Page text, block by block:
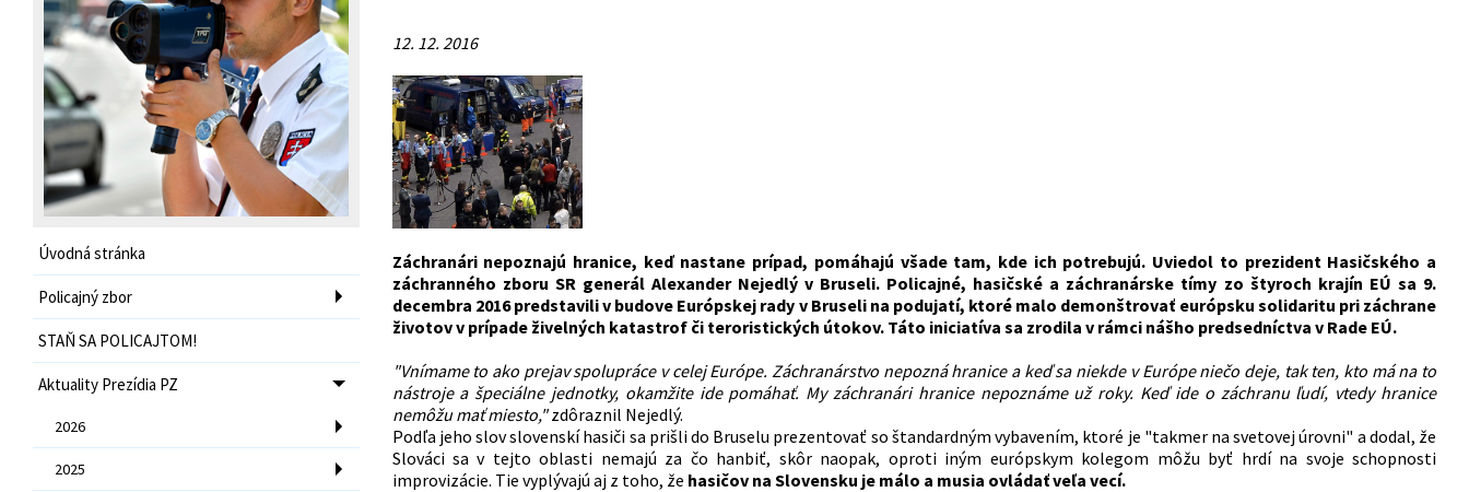
Úvodná stránka
Policajný zbor
STAŇ SA POLICAJTOM!
Aktuality Prezídia PZ
2026
2025
12. 12. 2016
Záchranári nepoznajú hranice, keď nastane prípad, pomáhajú všade tam, kde ich potrebujú. Uviedol to prezident Hasičského a
záchranného zboru SR generál Alexander Nejedlý v Bruseli. Policajné, hasičské a záchranárske tímy zo štyroch krajín EÚ sa 9.
decembra 2016 predstavili v budove Európskej rady v Bruseli na podujatí, ktoré malo demonštrovať európsku solidaritu pri záchrane
životov v prípade živelných katastrof či teroristických útokov. Táto iniciatíva sa zrodila v rámci nášho predsedníctva v Rade EÚ.
"Vnímame to ako prejav spolupráce v celej Európe. Záchranárstvo nepozná hranice a keď sa niekde v Európe niečo deje, tak ten, kto má na to
nástroje a špeciálne jednotky, okamžite ide pomáhať. My záchranári hranice nepoznáme už roky. Keď ide o záchranu ľudí, vtedy hranice
nemôžu mať miesto,"zdôraznil Nejedlý.
Podľa jeho slov slovenskí hasiči sa prišli do Bruselu prezentovať so štandardným vybavením, ktoré je "takmer na svetovej úrovni" a dodal, že
Slováci sa v tejto oblasti nemajú za čo hanbiť, skôr naopak, oproti iným európskym kolegom môžu byť hrdí na svoje schopnosti
improvizácie. Tie vyplývajú aj z toho, že hasičov na Slovensku je málo a musia ovládať veľa vecí.